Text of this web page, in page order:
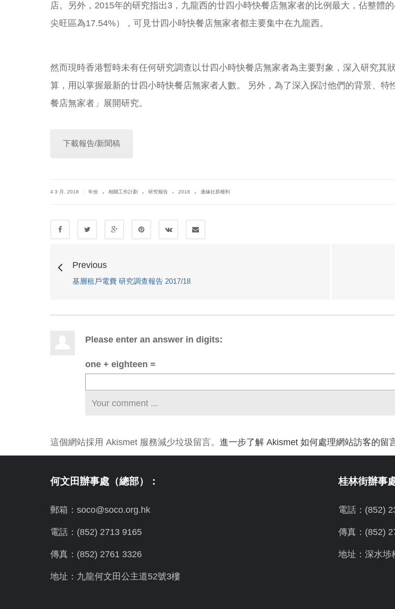
店。另外，2015年的研究指出3 ，九龍西的廿四小時快餐店無家者的比例最大，佔整體
尖旺區為17.54%），可見廿四小時快餐店無家者都主要集中在九龍西。
然而現時香港暫時未有任何研究調查以廿四小時快餐店無家者為主要對象，深入研究其
算，用以掌握最新的廿四小時快餐店無家者人數。 另外，為了深入探討他們的背景、
餐店無家者」展開研究。
下載報告/新聞稿
4 3 月, 2018 年份 . 相關工作計劃 . 研究報告 . 2018 . 邊緣社群權利
Previous
基層租戶電費 研究調查報告 2017/18
Please enter an answer in digits:
one + eighteen =
這個網站採用 Akismet 服務減少垃圾留言。 進一步了解 Akismet 如何處理網站訪客的留
何文田辦事處（總部）：
郵箱：soco@soco.org.hk
電話：(852) 2713 9165
傳真：(852) 2761 3326
地址：九龍何文田公主道52號3樓
桂林街辦事
電話：(852)
傳真：(852)
地址：深水埗